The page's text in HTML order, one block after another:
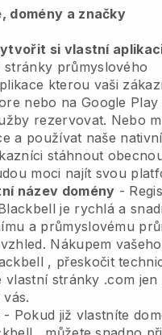
domény a značky
si vlastní
stránky průmyslového
kterou vaši
nebo na Google Play
rezervovat. Nebo
a používat naše nativní
stáhnout
moci najít svou
název domény -
je rychlá a
a průmyslovému
Nákupem vašeho
, přeskočit
vlastní stránky .com jen
- Pokud již vlastníte